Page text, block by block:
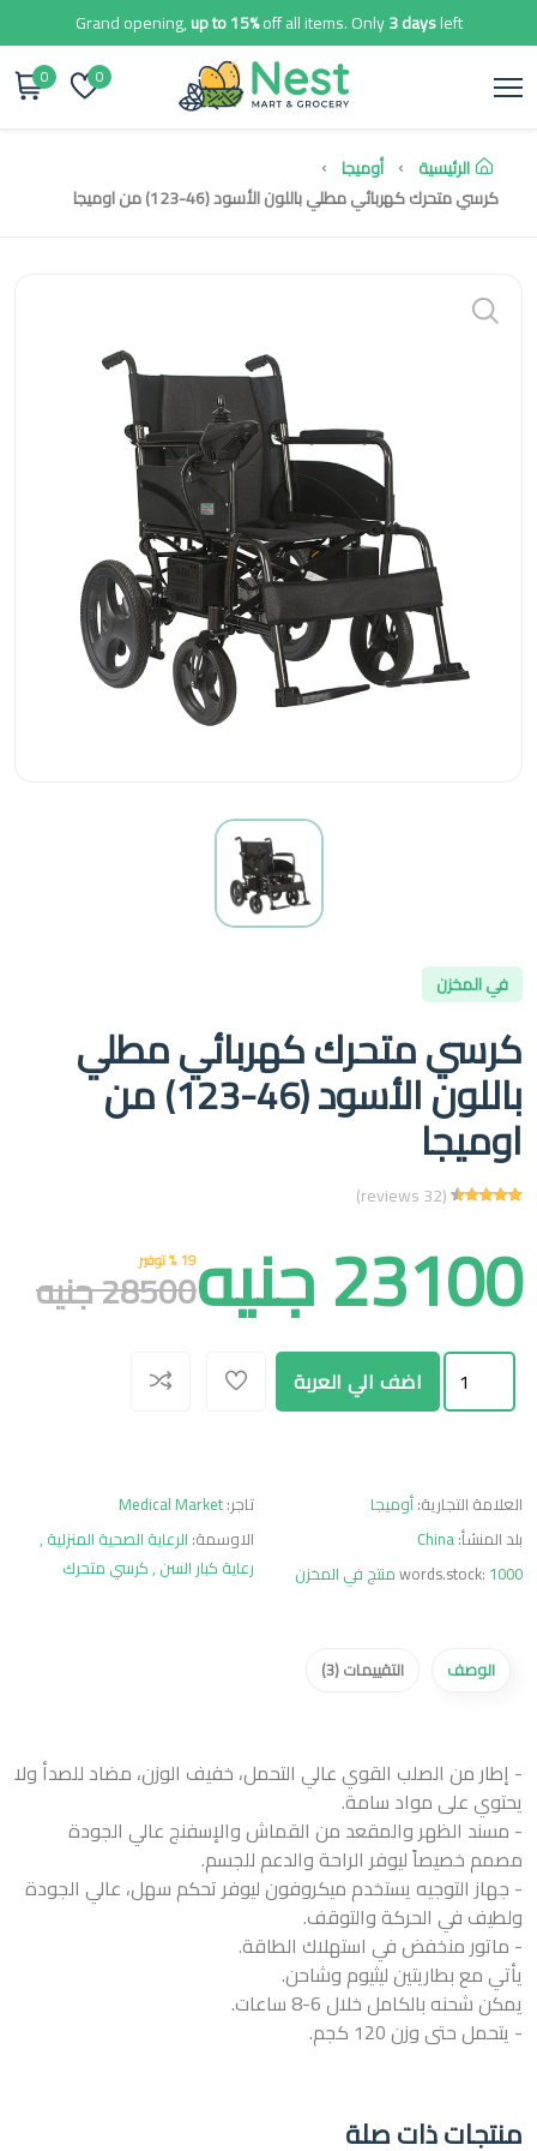
Grand opening,up to 15%off all items. Only3 daysleft
0
0
الرئيسية
أوميجا
كرسي متحرك كهربائي مطلي باللون الأسود (46-123) من اوميجا
في المخزن
كرسي متحرك كهربائي مطلي
باللون الأسود (46-123) من
اوميجا
(32 reviews)
23100 جنيه 19 % توفير
28500 جنيه
اضف الي العربة
العلامة التجارية:أوميجا
بلد المنشأ:China
words.stock: 1000 منتج في المخزن
تاجر:Medical Market
الاوسمة: الرعاية الصحية المنزلية ,
رعاية كبار السن ,كرسي متحرك
الوصف التقييمات (3)
- إطار من الصلب القوي عالي التحمل، خفيف الوزن، مضاد للصدأ ولا
يحتوي على مواد سامة.
- مسند الظهر والمقعد من القماش والإسفنج عالي الجودة
مصمم خصيصاً ليوفر الراحة والدعم للجسم.
- جهاز التوجيه يستخدم ميكروفون ليوفر تحكم سهل، عالي الجودة
ولطيف في الحركة والتوقف.
- ماتور منخفض في استهلاك الطاقة.
يأتي مع بطاريتين ليثيوم وشاحن.
يمكن شحنه بالكامل خلال 6-8 ساعات.
- يتحمل حتى وزن 120 كجم.
منتجات ذات صلة